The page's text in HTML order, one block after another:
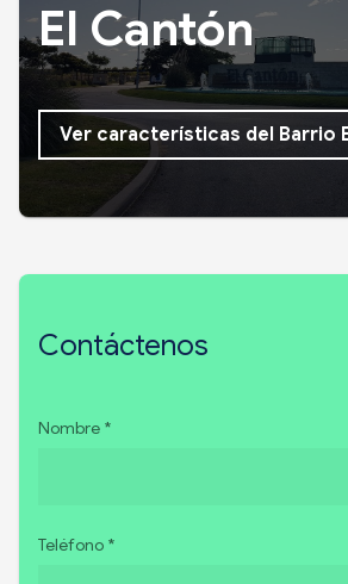
El Cantón
Ver características del Barrio
Contáctenos
Nombre *
Teléfono *